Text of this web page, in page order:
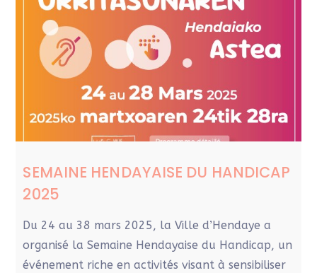
SEMAINE HENDAYAISE DU HANDICAP
2025
Du 24 au 38 mars 2025, la Ville d’Hendaye a
organisé la Semaine Hendayaise du Handicap, un
événement riche en activités visant à sensibiliser